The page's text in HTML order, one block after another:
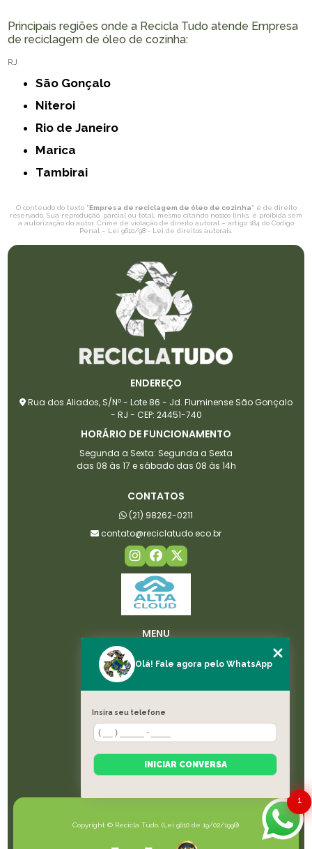
Principais regiões onde a Recicla Tudo atende Empresa
de reciclagem de óleo de cozinha:
RJ
São Gonçalo
Niteroi
Rio de Janeiro
Marica
Tambirai
O conteúdo do texto "Empresa de reciclagem de óleo de cozinha" é de direito
reservado. Sua reprodução, parcial ou total, mesmo citando nossos links, é proibida sem
a autorização do autor. Crime de violação de direito autoral – artigo 184 do Código
Penal – Lei 9610/98 - Lei de direitos autorais.
ENDEREÇO
Rua dos Aliados, S/Nº - Lote 86 - Jd. Fluminense São Gonçalo
- RJ - CEP: 24451-740
HORÁRIO DE FUNCIONAMENTO
Segunda a Sexta: Segunda a Sexta
das 08 às 17 e sábado das 08 às 14h
CONTATOS
(21) 98262-0211
contato@reciclatudo.eco.br
MENU
LICENÇAS
SERVIÇOS
BLOG
CONTATO
CATEGORIAS
Copyright © Recicla Tudo. (Lei 9610 de 19/02/1998)
1
Olá! Fale agora pelo WhatsApp
Insira seu telefone
INICIAR CONVERSA